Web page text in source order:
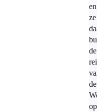
en
ze
de
de
op